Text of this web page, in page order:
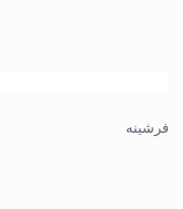
فرشینه